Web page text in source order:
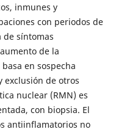
inmunes y
con periodos de
de síntomas
de la
en sospecha
exclusión de otros
nuclear (RMN) es
con biopsia. El
antiinflamatorios no